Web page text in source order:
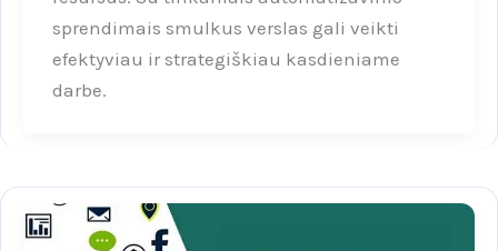
sprendimais smulkus verslas gali veikti
efektyviau ir strategiškiau kasdieniame
darbe.